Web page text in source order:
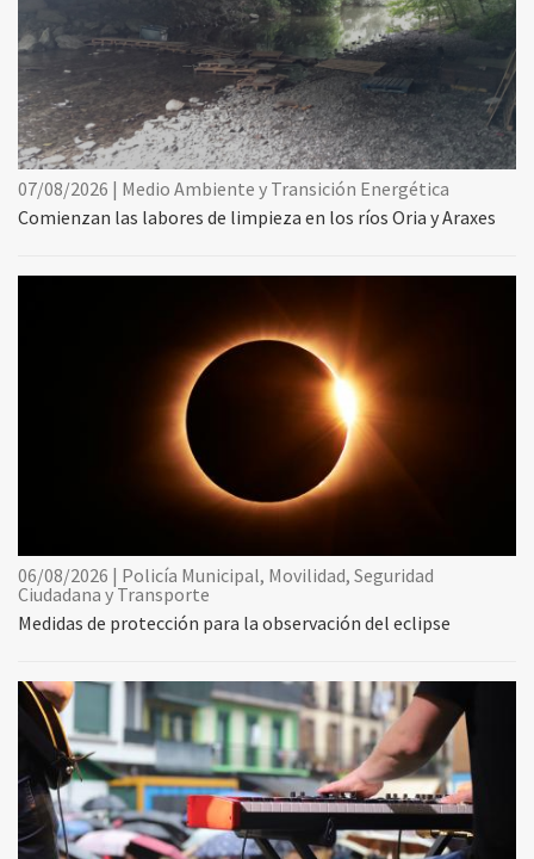
07/08/2026 | Medio Ambiente y Transición Energética
Comienzan las labores de limpieza en los ríos Oria y Araxes
06/08/2026 | Policía Municipal, Movilidad, Seguridad
Ciudadana y Transporte
Medidas de protección para la observación del eclipse